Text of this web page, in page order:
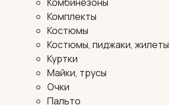
Комплекты
Костюмы
Костюмы, пиджаки, жилеты
Куртки
Майки, трусы
Очки
Пальто